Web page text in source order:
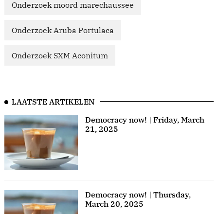
Onderzoek moord marechaussee
Onderzoek Aruba Portulaca
Onderzoek SXM Aconitum
LAATSTE ARTIKELEN
Democracy now! | Friday, March
21, 2025
Democracy now! | Thursday,
March 20, 2025